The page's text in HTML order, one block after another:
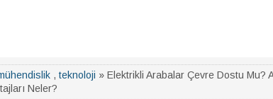
, teknoloji » Elektrikli Arabalar Çevre Dostu Mu?
Neler?